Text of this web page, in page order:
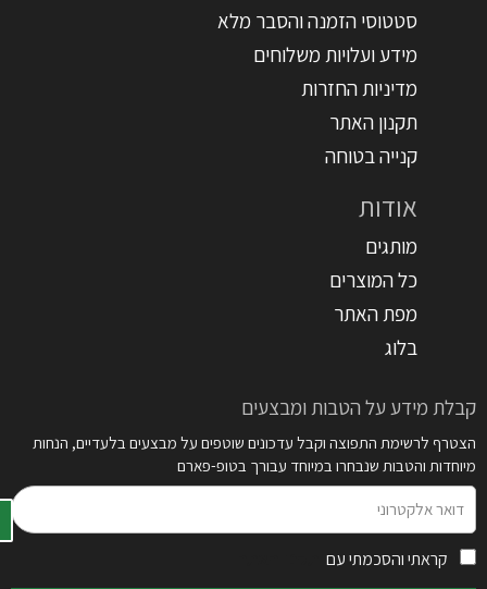
סטטוסי הזמנה והסבר מלא
מידע ועלויות משלוחים
מדיניות החזרות
תקנון האתר
קנייה בטוחה
אודות
מותגים
כל המוצרים
מפת האתר
בלוג
קבלת מידע על הטבות ומבצעים
הצטרף לרשימת התפוצה וקבל עדכונים שוטפים על מבצעים בלעדיים, הנחות
מיוחדות והטבות שנבחרו במיוחד עבורך בטופ-פארם
אלקטרוני
קראתי והסכמתי עם